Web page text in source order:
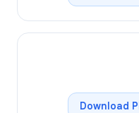
Download